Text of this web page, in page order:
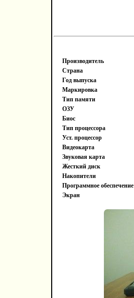
Производитель
Страна
Год выпуска
Маркировка
Тип памяти
ОЗУ
Биос
Тип процессора
Уст. процессор
Видеокарта
Звуковая карта
Жесткий диск
Накопители
Программное обеспечение
Экран